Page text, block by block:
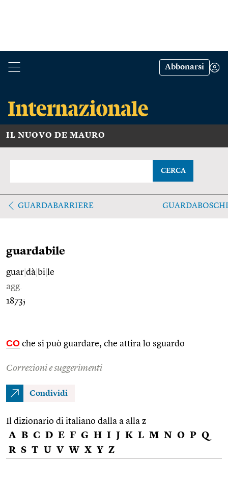
Abbonarsi
IL NUOVO DE MAURO
CERCA
GUARDABARRIERE GUARDABOSCHI
guardabile
guar dà bi le
agg.
1873;
CO che si può guardare, che attira lo sguardo
Correzioni e suggerimenti
Condividi
Il dizionario di italiano dalla a alla z
A B C D E F G H I J K L M N O P Q
R S T U V W X Y Z